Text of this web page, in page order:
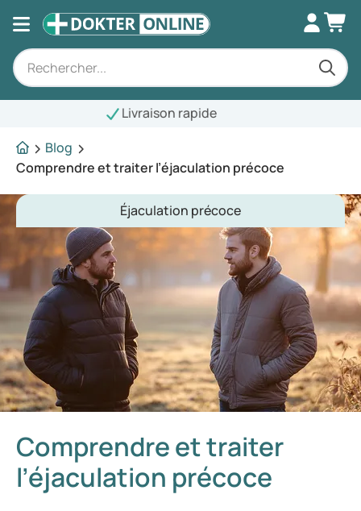
Blog
Comprendre et traiter l’éjaculation précoce
Éjaculation précoce
Comprendre et traiter
l’éjaculation précoce